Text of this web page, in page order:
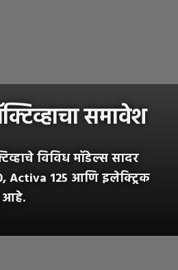
समावेश
विविध मॉडेल्स सादर
Activa 125 आणि इलेक्ट्रिक
आहे.